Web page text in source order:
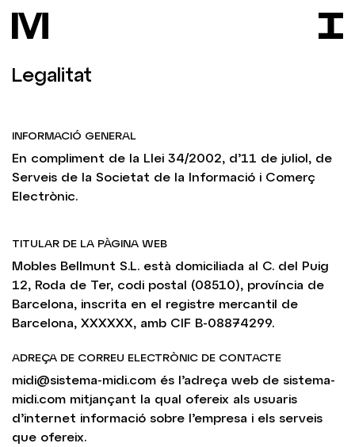
Legalitat
INFORMACIÓ GENERAL
En compliment de la Llei 34/2002, d’11 de juliol, de
Serveis de la Societat de la Informació i Comerç
Electrònic.
TITULAR DE LA PÀGINA WEB
Mobles Bellmunt S.L. està domiciliada al C. del Puig
12, Roda de Ter, codi postal (08510), província de
Barcelona, inscrita en el registre mercantil de
Barcelona, XXXXXX, amb CIF B-08874299.
ADREÇA DE CORREU ELECTRÒNIC DE CONTACTE
midi@sistema-midi.com és l’adreça web de sistema-
midi.com mitjançant la qual ofereix als usuaris
d’internet informació sobre l’empresa i els serveis
que ofereix.